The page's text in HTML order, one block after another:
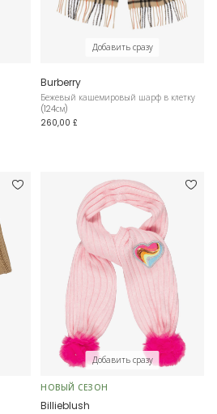
Добавить сразу
Burberry
Бежевый кашемировый шарф в клетку
(124см)
260,00 £
Добавить сразу
НОВЫЙ СЕЗОН
Billieblush